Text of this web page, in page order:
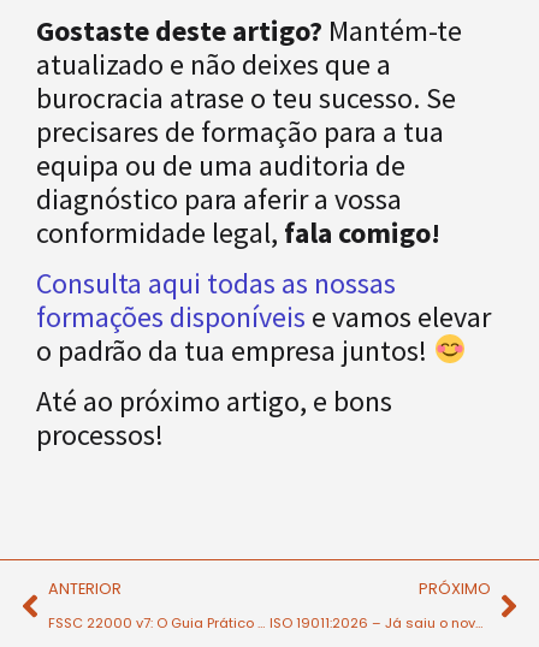
Gostaste deste artigo? Mantém-te
atualizado e não deixes que a
burocracia atrase o teu sucesso. Se
precisares de formação para a tua
equipa ou de uma auditoria de
diagnóstico para aferir a vossa
conformidade legal, fala comigo!
Consulta aqui todas as nossas
formações disponíveis e vamos elevar
o padrão da tua empresa juntos!
Até ao próximo artigo, e bons
processos!
ANTERIOR
FSSC 22000 v7: O Guia Prático para uma Transição de Sucesso em 2026
PRÓXIMO
ISO 19011:2026 – Já saiu o novo guia de auditorias: O que precisa de saber?